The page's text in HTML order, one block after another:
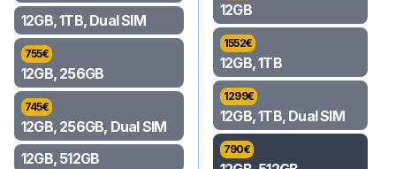
12GB, 1TB, Dual SIM
755€
12GB, 256GB
745€
12GB, 256GB, Dual SIM
12GB, 512GB
12GB
1552€
12GB, 1TB
1299€
12GB, 1TB, Dual SIM
790€